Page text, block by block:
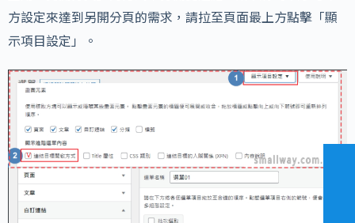
方設定來達到另開分頁的需求，請拉至頁面最上方點擊「顯
示項目設定」。